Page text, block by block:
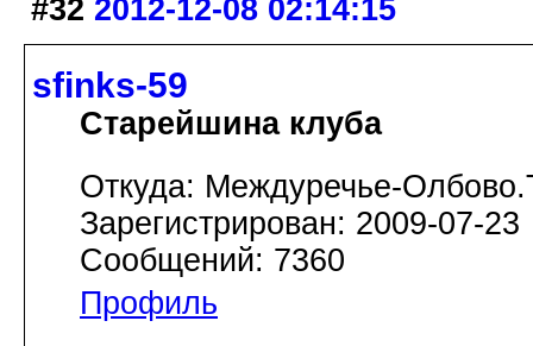
#32 2012-12-08 02:14:15
sfinks-59
Старейшина клуба
Откуда: Междуречье-
Зарегистрирован: 2009-07-23
Сообщений: 7360
Профиль